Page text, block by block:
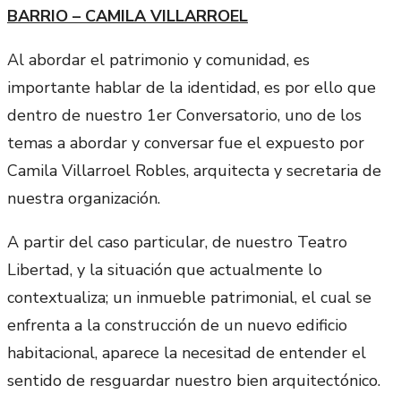
BARRIO – CAMILA VILLARROEL
Al abordar el patrimonio y comunidad, es
importante hablar de la identidad, es por ello que
dentro de nuestro 1er Conversatorio, uno de los
temas a abordar y conversar fue el expuesto por
Camila Villarroel Robles, arquitecta y secretaria de
nuestra organización.
A partir del caso particular, de nuestro Teatro
Libertad, y la situación que actualmente lo
contextualiza; un inmueble patrimonial, el cual se
enfrenta a la construcción de un nuevo edificio
habitacional, aparece la necesitad de entender el
sentido de resguardar nuestro bien arquitectónico.